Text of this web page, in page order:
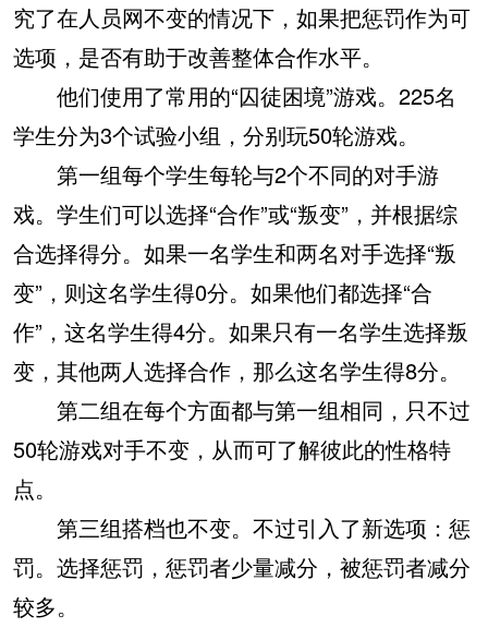
究了在人员网不变的情况下，如果把惩罚作为可
选项，是否有助于改善整体合作水平。
他们使用了常用的“囚徒困境”游戏。225名
学生分为3个试验小组，分别玩50轮游戏。
第一组每个学生每轮与2个不同的对手游
戏。学生们可以选择“合作”或“叛变”，并根据综
合选择得分。如果一名学生和两名对手选择“叛
变”，则这名学生得0分。如果他们都选择“合
作”，这名学生得4分。如果只有一名学生选择叛
变，其他两人选择合作，那么这名学生得8分。
第二组在每个方面都与第一组相同，只不过
50轮游戏对手不变，从而可了解彼此的性格特
点。
第三组搭档也不变。不过引入了新选项：惩
罚。选择惩罚，惩罚者少量减分，被惩罚者减分
较多。